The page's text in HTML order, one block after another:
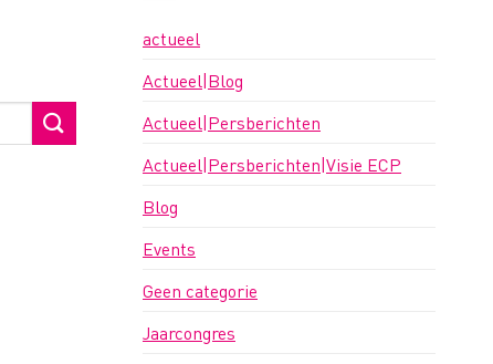
actueel
Actueel|Blog
Actueel|Persberichten
Actueel|Persberichten|Visie ECP
Blog
Events
Geen categorie
Jaarcongres